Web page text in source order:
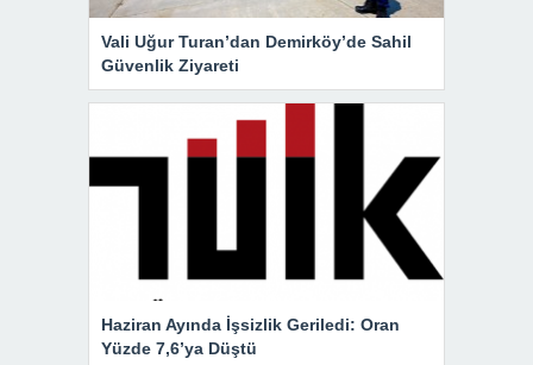
Vali Uğur Turan’dan Demirköy’de Sahil
Güvenlik Ziyareti
Haziran Ayında İşsizlik Geriledi: Oran
Yüzde 7,6’ya Düştü